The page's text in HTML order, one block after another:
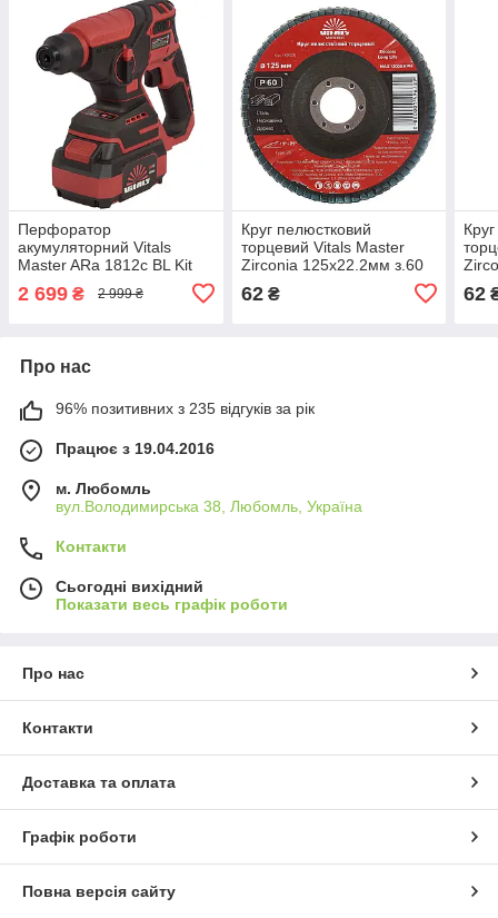
Перфоратор
акумуляторний Vitals
Master ARa 1812c BL Kit
2 699 ₴ 2 999 ₴
Круг пелюстковий
торцевий Vitals Master
Zirconia 125x22.2мм з.60
62₴ 62
Про нас
96% позитивних з 235 відгуків за рік
Працює з 19.04.2016
м. Любомль
вул.Володимирська 38, Любомль, Україна
Контакти
Сьогодні вихідний
Показати весь графік роботи
Про нас
Контакти
Доставка та оплата
Графік роботи
Повна версія сайту